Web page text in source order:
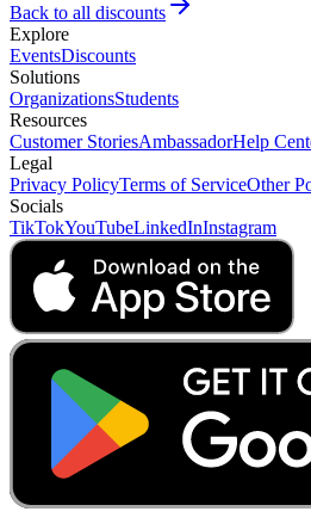
Back to all discounts
Explore
EventsDiscounts
Solutions
OrganizationsStudents
Resources
Customer StoriesAmbassadorHelp
Legal
Privacy PolicyTerms of ServiceOther
Socials
TikTokYouTubeLinkedInInstagram